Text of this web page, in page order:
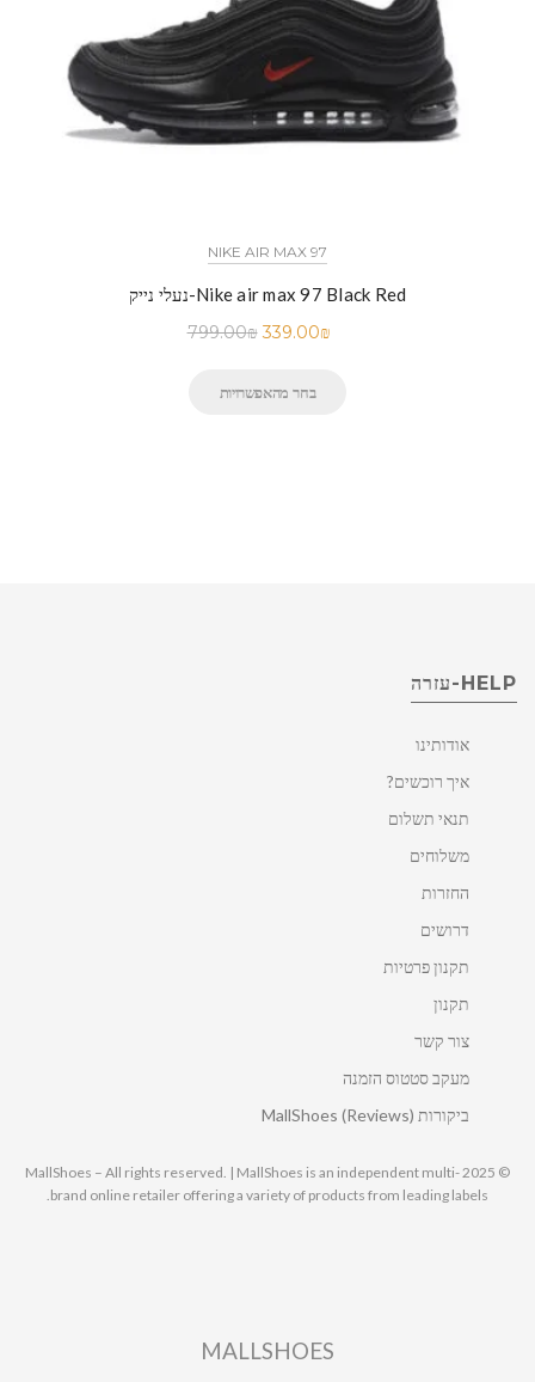
NIKE AIR MAX 97
נעלי נייק-Nike air max 97 Black Red
799.00₪ 339.00₪
בחר מהאפשרויות
HELP-עזרה
אודותינו
איך רוכשים?
תנאי תשלום
משלוחים
החזרות
דרושים
תקנון פרטיות
תקנון
צור קשר
מעקב סטטוס הזמנה
ביקורות MallShoes (Reviews)
© 2025 MallShoes – All rights reserved. | MallShoes is an independent multi-
brand online retailer offering a variety of products from leading labels.
MALLSHOES